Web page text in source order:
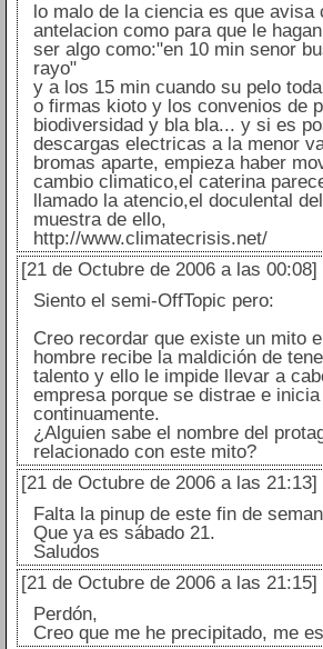
lo malo de la ciencia es que avisa
antelacion como para que le
ser algo como:"en 10 min senor
rayo"
y a los 15 min cuando su pelo
o firmas kioto y los convenios de
biodiversidad y bla bla... y si es
descargas electricas a la menor
bromas aparte, empieza haber
cambio climatico,el caterina
llamado la atencio,el doculental
muestra de ello,
http://www.climatecrisis.net/
[21 de Octubre de 2006 a las 00:08]
Siento el semi-OffTopic pero:
Creo recordar que existe un mito
hombre recibe la maldición de
talento y ello le impide llevar a
empresa porque se distrae e
continuamente.
¿Alguien sabe el nombre del
relacionado con este mito?
[21 de Octubre de 2006 a las 21:13]
Falta la pinup de este fin de
Que ya es sábado 21.
Saludos
[21 de Octubre de 2006 a las 21:15]
Perdón,
Creo que me he precipitado, me